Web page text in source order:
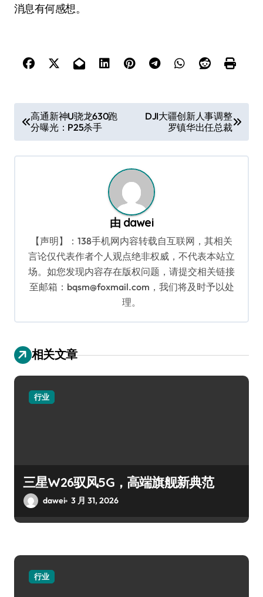
消息有何感想。
章
导
高通新神U骁龙630跑
分曝光：P25杀手
DJI大疆创新人事调整
罗镇华出任总裁
由 dawei
【声明】：138手机网内容转载自互联网，其相关
言论仅代表作者个人观点绝非权威，不代表本站立
场。如您发现内容存在版权问题，请提交相关链接
至邮箱：bqsm@foxmail.com，我们将及时予以处
理。
相关文章
行业
三星W26驭风5G，高端旗舰新典范
dawei 3 月 31, 2026
行业